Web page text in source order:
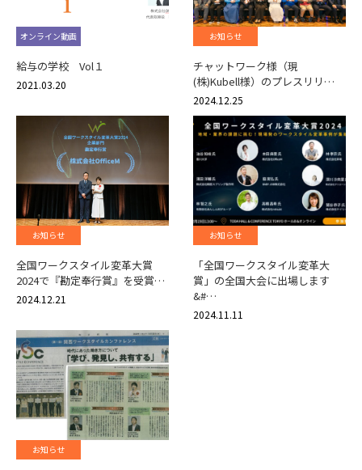
オンライン動画
給与の学校 Vol１
2021.03.20
お知らせ
チャットワーク様（現
(株)Kubell様）のプレスリリ…
2024.12.25
お知らせ
全国ワークスタイル変革大賞
2024で『勘定奉行賞』を受賞…
2024.12.21
お知らせ
「全国ワークスタイル変革大
賞」の全国大会に出場します
&#…
2024.11.11
お知らせ